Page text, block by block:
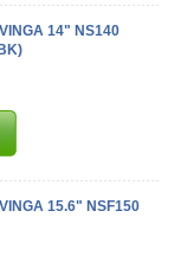
14" NS140
15.6" NSF150